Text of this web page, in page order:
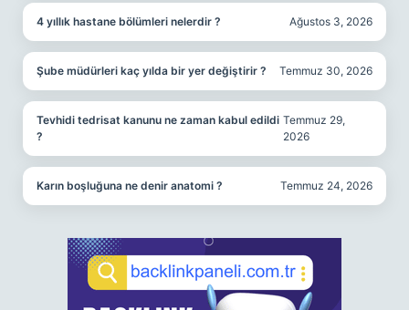
4 yıllık hastane bölümleri nelerdir ? Ağustos 3, 2026
Şube müdürleri kaç yılda bir yer değiştirir ? Temmuz 30, 2026
Tevhidi tedrisat kanunu ne zaman kabul edildi
?
Temmuz 29,
2026
Karın boşluğuna ne denir anatomi ? Temmuz 24, 2026